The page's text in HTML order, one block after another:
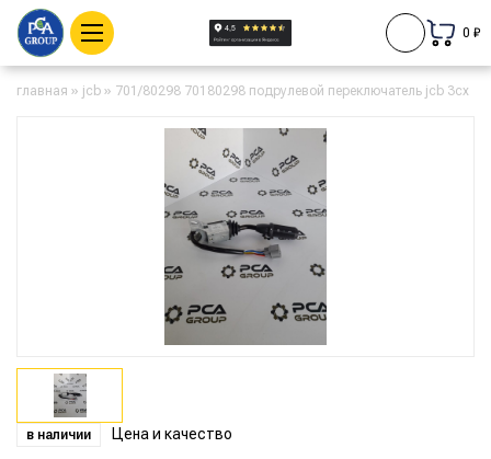
0 ₽
главная » jcb » 701/80298 70180298 подрулевой переключатель jcb 3cx
в наличии Цена и качество